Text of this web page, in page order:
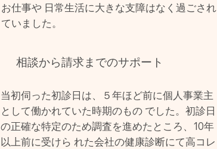
お仕事や 日常生活に大きな支障はなく過ごされ
ていました。
相談から請求までのサポート
当初伺った初診日は、５年ほど前に個人事業主
として働かれていた時期のもの でした。初診日
の正確な特定のため調査を進めたところ、10年
以上前に受けら れた会社の健康診断にて高コレ